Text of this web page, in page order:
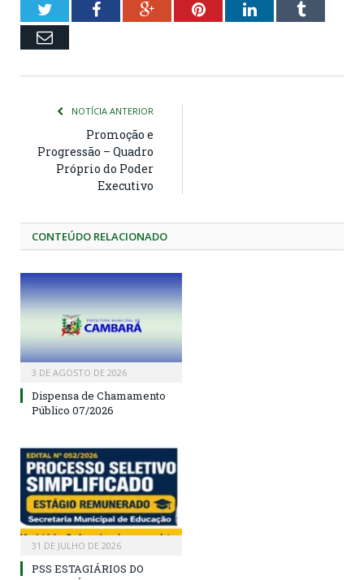
TwitterFacebookGoogle+PinterestLinkedInTumblr
Email
NOTÍCIA ANTERIOR
Promoção e
Progressão – Quadro
Próprio do Poder
Executivo
CONTEÚDO RELACIONADO
3 DE AGOSTO DE 2026
Dispensa de Chamamento
Público 07/2026
31 DE JULHO DE 2026
PSS ESTAGIÁRIOS DO